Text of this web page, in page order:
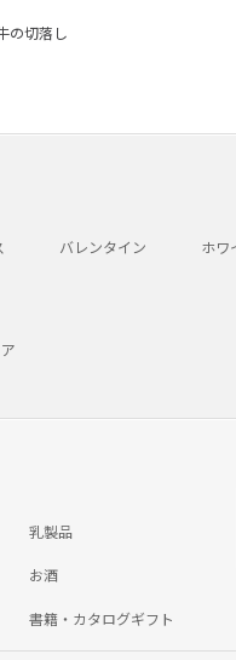
の切落し
バレンタイン ホワ
乳製品
お酒
書籍・カタログギフト